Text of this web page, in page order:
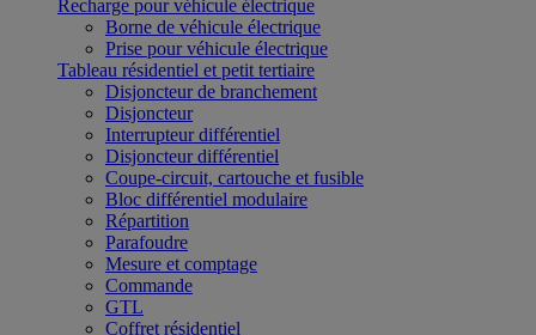
Recharge pour véhicule électrique
Borne de véhicule électrique
Prise pour véhicule électrique
Tableau résidentiel et petit tertiaire
Disjoncteur de branchement
Disjoncteur
Interrupteur différentiel
Disjoncteur différentiel
Coupe-circuit, cartouche et fusible
Bloc différentiel modulaire
Répartition
Parafoudre
Mesure et comptage
Commande
GTL
Coffret résidentiel